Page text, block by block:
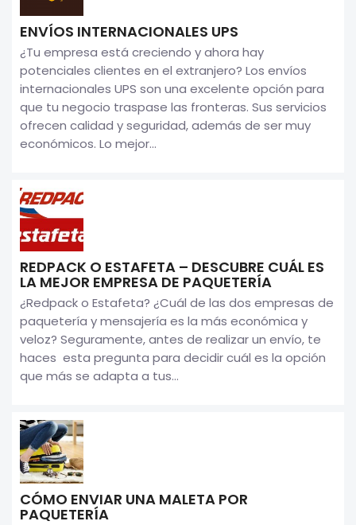
ENVÍOS INTERNACIONALES UPS
¿Tu empresa está creciendo y ahora hay
potenciales clientes en el extranjero? Los envíos
internacionales UPS son una excelente opción para
que tu negocio traspase las fronteras. Sus servicios
ofrecen calidad y seguridad, además de ser muy
económicos. Lo mejor...
REDPACK O ESTAFETA – DESCUBRE CUÁL ES
LA MEJOR EMPRESA DE PAQUETERÍA
¿Redpack o Estafeta? ¿Cuál de las dos empresas de
paquetería y mensajería es la más económica y
veloz? Seguramente, antes de realizar un envío, te
haces esta pregunta para decidir cuál es la opción
que más se adapta a tus...
CÓMO ENVIAR UNA MALETA POR
PAQUETERÍA